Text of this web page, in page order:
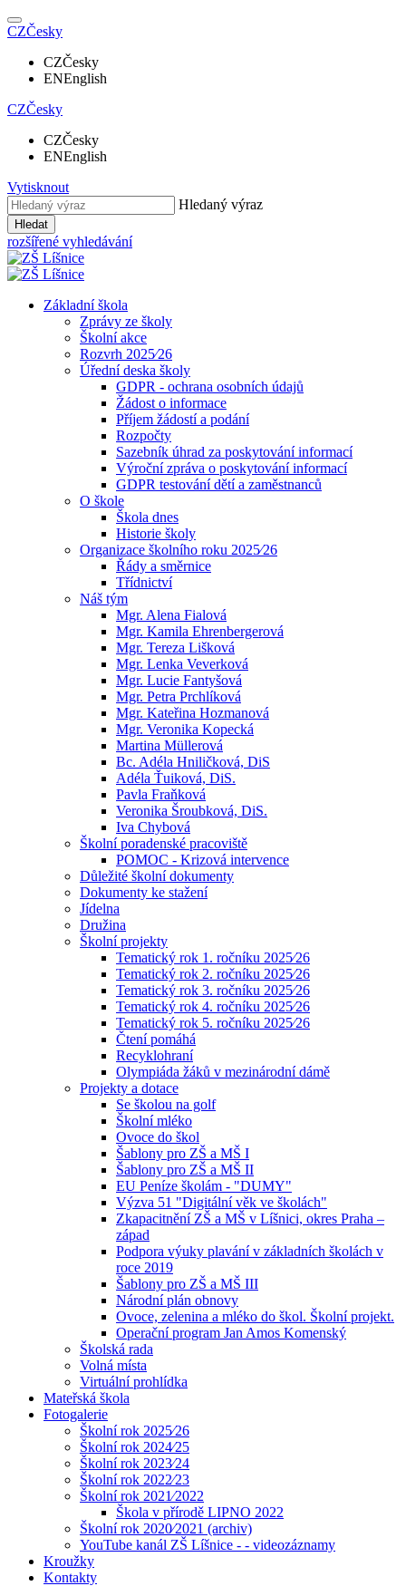
CZČesky
CZČesky
ENEnglish
CZČesky
CZČesky
ENEnglish
Vytisknout
Hledaný výraz
Hledat
rozšířené vyhledávání
Základní škola
Zprávy ze školy
Školní akce
Rozvrh 2025⁄26
Úřední deska školy
GDPR - ochrana osobních údajů
Žádost o informace
Příjem žádostí a podání
Rozpočty
Sazebník úhrad za poskytování informací
Výroční zpráva o poskytování informací
GDPR testování dětí a zaměstnanců
O škole
Škola dnes
Historie školy
Organizace školního roku 2025⁄26
Řády a směrnice
Třídnictví
Náš tým
Mgr. Alena Fialová
Mgr. Kamila Ehrenbergerová
Mgr. Tereza Lišková
Mgr. Lenka Veverková
Mgr. Lucie Fantyšová
Mgr. Petra Prchlíková
Mgr. Kateřina Hozmanová
Mgr. Veronika Kopecká
Martina Müllerová
Bc. Adéla Hniličková, DiS
Adéla Ťuiková, DiS.
Pavla Fraňková
Veronika Šroubková, DiS.
Iva Chybová
Školní poradenské pracoviště
POMOC - Krizová intervence
Důležité školní dokumenty
Dokumenty ke stažení
Jídelna
Družina
Školní projekty
Tematický rok 1. ročníku 2025⁄26
Tematický rok 2. ročníku 2025⁄26
Tematický rok 3. ročníku 2025⁄26
Tematický rok 4. ročníku 2025⁄26
Tematický rok 5. ročníku 2025⁄26
Čtení pomáhá
Recyklohraní
Olympiáda žáků v mezinárodní dámě
Projekty a dotace
Se školou na golf
Školní mléko
Ovoce do škol
Šablony pro ZŠ a MŠ I
Šablony pro ZŠ a MŠ II
EU Peníze školám - "DUMY"
Výzva 51 "Digitální věk ve školách"
Zkapacitnění ZŠ a MŠ v Líšnici, okres Praha –
západ
Podpora výuky plavání v základních školách v
roce 2019
Šablony pro ZŠ a MŠ III
Národní plán obnovy
Ovoce, zelenina a mléko do škol. Školní projekt.
Operační program Jan Amos Komenský
Školská rada
Volná místa
Virtuální prohlídka
Mateřská škola
Fotogalerie
Školní rok 2025⁄26
Školní rok 2024⁄25
Školní rok 2023⁄24
Školní rok 2022⁄23
Školní rok 2021⁄2022
Škola v přírodě LIPNO 2022
Školní rok 2020⁄2021 (archiv)
YouTube kanál ZŠ Líšnice - - videozáznamy
Kroužky
Kontakty